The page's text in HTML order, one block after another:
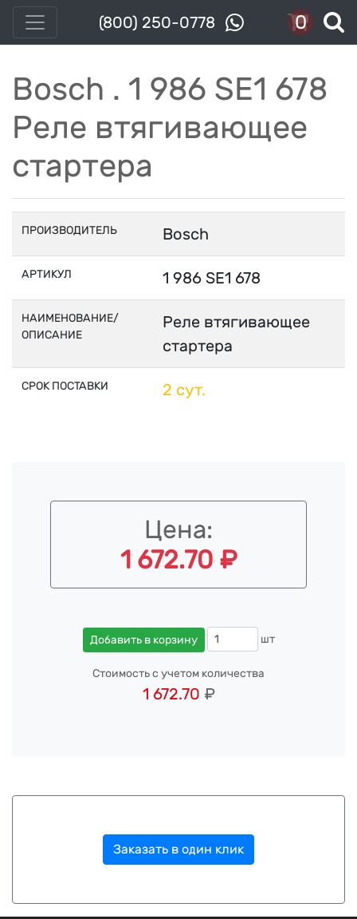
(800) 250-0778 0
Bosch . 1 986 SE1 678
Реле втягивающее
стартера
ПРОИЗВОДИТЕЛЬ Bosch
АРТИКУЛ 1 986 SE1 678
НАИМЕНОВАНИЕ/
ОПИСАНИЕ
Реле втягивающее
стартера
СРОК ПОСТАВКИ 2 сут.
Цена:
1 672.70 ₽
Добавить в корзину шт
Стоимость с учетом количества
1 672.70 ₽
Заказать в один клик